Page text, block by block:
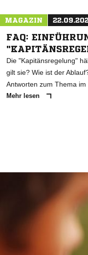
MAGAZIN
FAQ:
Die "Kapitänsregelung"
gilt sie? Wie ist der
Antworten zum Thema im
Mehr lesen